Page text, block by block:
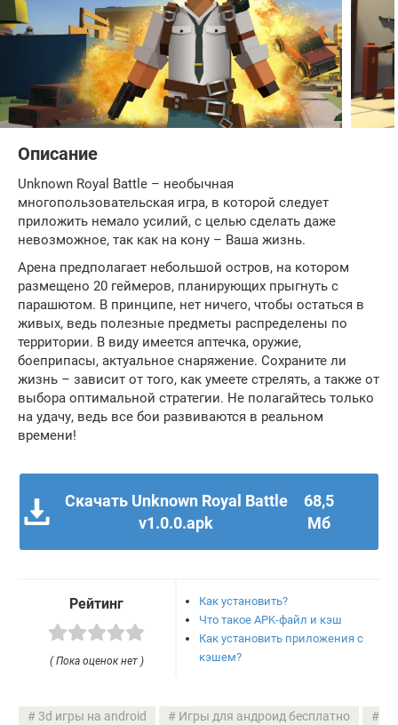
Описание
Unknown Royal Battle – необычная
многопользовательская игра, в которой следует
приложить немало усилий, с целью сделать даже
невозможное, так как на кону – Ваша жизнь.
Арена предполагает небольшой остров, на котором
размещено 20 геймеров, планирующих прыгнуть с
парашютом. В принципе, нет ничего, чтобы остаться в
живых, ведь полезные предметы распределены по
территории. В виду имеется аптечка, оружие,
боеприпасы, актуальное снаряжение. Сохраните ли
жизнь – зависит от того, как умеете стрелять, а также от
выбора оптимальной стратегии. Не полагайтесь только
на удачу, ведь все бои развиваются в реальном
времени!
Скачать Unknown Royal Battle
v1.0.0.apk
68,5
Мб
Рейтинг
( Пока оценок нет )
Как установить?
Что такое APK-файл и кэш
Как установить приложения с
кэшем?
3d игры на android
Игры для андроид бесплатно